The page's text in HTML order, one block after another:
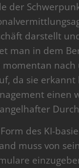
der
darstellt
man in dem
nach
da sie
einen
des KI-
muss von